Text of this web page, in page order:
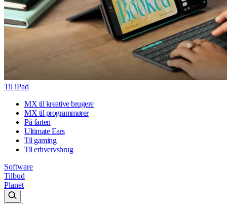
Til iPad
MX til kreative brugere
MX til programmører
På farten
Ultimate Ears
Til gaming
Til erhvervsbrug
Software
Tilbud
Planet